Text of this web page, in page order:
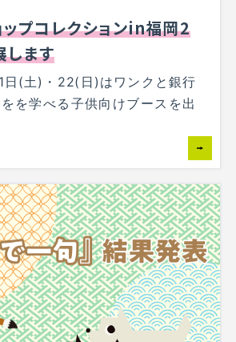
ップコレクションin福岡2
します
(土)・22(日)はワンクと銀行
を学べる子供向けブースを出